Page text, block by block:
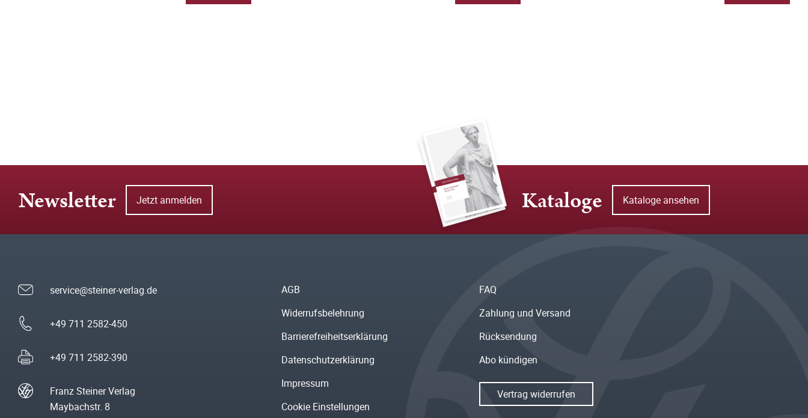
Newsletter Jetzt anmelden Kataloge Kataloge ansehen
service@steiner-verlag.de
+49 711 2582-450
+49 711 2582-390
Franz Steiner Verlag
Maybachstr. 8
AGB
Widerrufsbelehrung
Barrierefreiheitserklärung
Datenschutzerklärung
Impressum
Cookie Einstellungen
FAQ
Zahlung und Versand
Rücksendung
Abo kündigen
Vertrag widerrufen